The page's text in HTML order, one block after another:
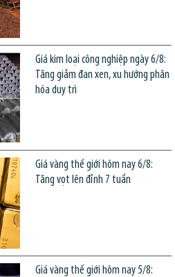
Giá kim loại công nghiệp ngày 6/8:
Tăng giảm đan xen, xu hướng phân
hóa duy trì
Giá vàng thế giới hôm nay 6/8:
Tăng vọt lên đỉnh 7 tuần
Giá vàng thế giới hôm nay 5/8: